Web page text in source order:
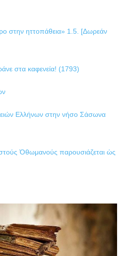
στην ηττοπάθεια» 1.5. [Δωρεάν
στα καφενεία! (1793)
Ελλήνων στην νήσο Σάσωνα
Ὀθωμανούς παρουσιάζεται ὡς